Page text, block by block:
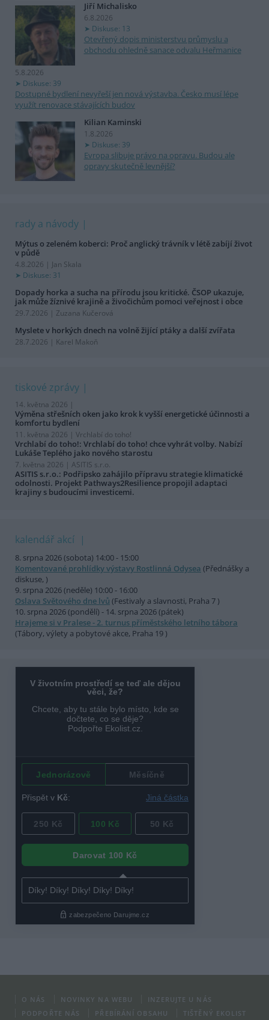
Jiří Michalisko
6.8.2026
Diskuse: 13
Otevřený dopis ministerstvu průmyslu a
obchodu ohledně sanace odvalu Heřmanice
5.8.2026
Diskuse: 39
Dostupné bydlení nevyřeší jen nová výstavba. Česko musí lépe
využít renovace stávajících budov
Kilian Kaminski
1.8.2026
Diskuse: 39
Evropa slibuje právo na opravu. Budou ale
opravy skutečně levnější?
rady a návody
Mýtus o zeleném koberci: Proč anglický trávník v létě zabíjí život
v půdě
4.8.2026 | Jan Skala
Diskuse: 31
Dopady horka a sucha na přírodu jsou kritické. ČSOP ukazuje,
jak může žíznivé krajině a živočichům pomoci veřejnost i obce
29.7.2026 | Zuzana Kučerová
Myslete v horkých dnech na volně žijící ptáky a další zvířata
28.7.2026 | Karel Makoň
tiskové zprávy
14. května 2026 |
Výměna střešních oken jako krok k vyšší energetické účinnosti a
komfortu bydlení
11. května 2026 | Vrchlabí do toho!
Vrchlabí do toho!: Vrchlabí do toho! chce vyhrát volby. Nabízí
Lukáše Teplého jako nového starostu
7. května 2026 | ASITIS s.r.o.
ASITIS s.r.o.: Podřipsko zahájilo přípravu strategie klimatické
odolnosti. Projekt Pathways2Resilience propojil adaptaci
krajiny s budoucími investicemi.
kalendář akcí
8. srpna 2026 (sobota) 14:00 - 15:00
Komentované prohlídky výstavy Rostlinná Odysea (Přednášky a
diskuse, )
9. srpna 2026 (neděle) 10:00 - 16:00
Oslava Světového dne lvů (Festivaly a slavnosti, Praha 7 )
10. srpna 2026 (pondělí) - 14. srpna 2026 (pátek)
Hrajeme si v Pralese - 2. turnus příměstského letního tábora
(Tábory, výlety a pobytové akce, Praha 19 )
O NÁS NOVINKY NA WEBU
INZERUJTE U NÁS
PODPOŘTE NÁS
PŘEBÍRÁNÍ OBSAHU TIŠTĚNÝ EKOLIST